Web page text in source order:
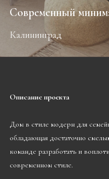
Современный
Калининград
Описание проекта
Дом в стиле модерн для
обладающая достаточно
команде разработать и
современном стиле.